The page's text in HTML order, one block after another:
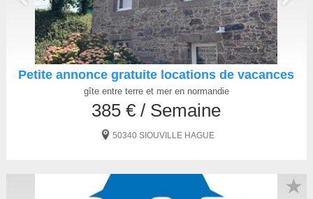
Petite annonce gratuite locations de vacances
gîte entre terre et mer en normandie
385 € / Semaine
50340 SIOUVILLE HAGUE
★